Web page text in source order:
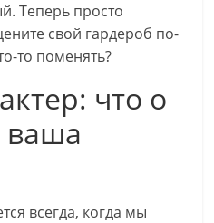
Теперь просто
свой гардероб по-
то поменять?
что о
ваша
всегда, когда мы